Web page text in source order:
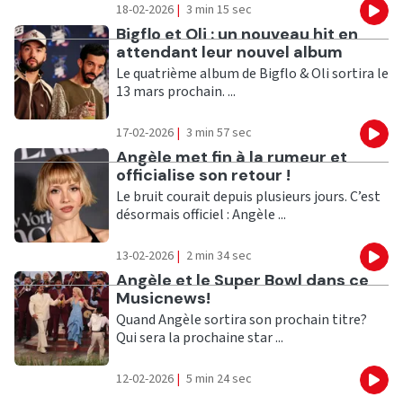
18-02-2026 | 3 min 15 sec
Ecouter
Bigflo et Oli : un nouveau hit en
attendant leur nouvel album
Le quatrième album de Bigflo & Oli sortira le
13 mars prochain. ...
17-02-2026 | 3 min 57 sec
Ecouter
Angèle met fin à la rumeur et
officialise son retour !
Le bruit courait depuis plusieurs jours. C’est
désormais officiel : Angèle ...
13-02-2026 | 2 min 34 sec
Ecouter
Angèle et le Super Bowl dans ce
Musicnews!
Quand Angèle sortira son prochain titre?
Qui sera la prochaine star ...
12-02-2026 | 5 min 24 sec